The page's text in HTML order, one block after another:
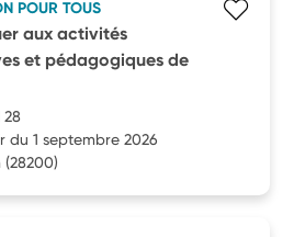
POUR TOUS
aux activités
et pédagogiques de
28
du 1 septembre 2026
(28200)